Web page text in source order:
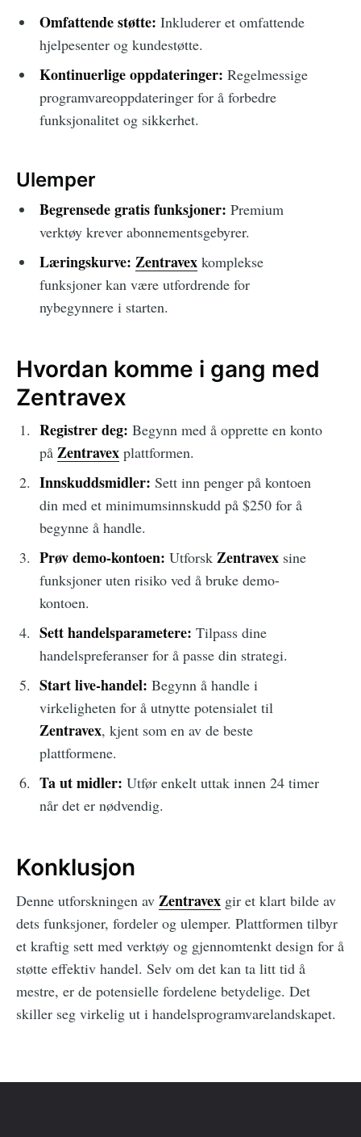
Omfattende støtte: Inkluderer et omfattende
hjelpesenter og kundestøtte.
Kontinuerlige oppdateringer: Regelmessige
programvareoppdateringer for å forbedre
funksjonalitet og sikkerhet.
Ulemper
Begrensede gratis funksjoner: Premium
verktøy krever abonnementsgebyrer.
Læringskurve: Zentravexkomplekse
funksjoner kan være utfordrende for
nybegynnere i starten.
Hvordan komme i gang med
Zentravex
Registrer deg: Begynn med å opprette en konto
på Zentravexplattformen.
Innskuddsmidler: Sett inn penger på kontoen
din med et minimumsinnskudd på $250 for å
begynne å handle.
Prøv demo-kontoen: Utforsk Zentravexsine
funksjoner uten risiko ved å bruke demo-
kontoen.
Sett handelsparametere: Tilpass dine
handelspreferanser for å passe din strategi.
Start live-handel: Begynn å handle i
virkeligheten for å utnytte potensialet til
Zentravex, kjent som en av de beste
plattformene.
Ta ut midler: Utfør enkelt uttak innen 24 timer
når det er nødvendig.
Konklusjon
Denne utforskningen av Zentravex gir et klart bilde av
dets funksjoner, fordeler og ulemper. Plattformen tilbyr
et kraftig sett med verktøy og gjennomtenkt design for å
støtte effektiv handel. Selv om det kan ta litt tid å
mestre, er de potensielle fordelene betydelige. Det
skiller seg virkelig ut i handelsprogramvarelandskapet.